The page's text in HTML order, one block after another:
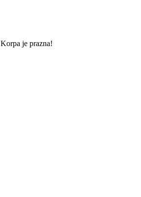
Korpa je prazna!